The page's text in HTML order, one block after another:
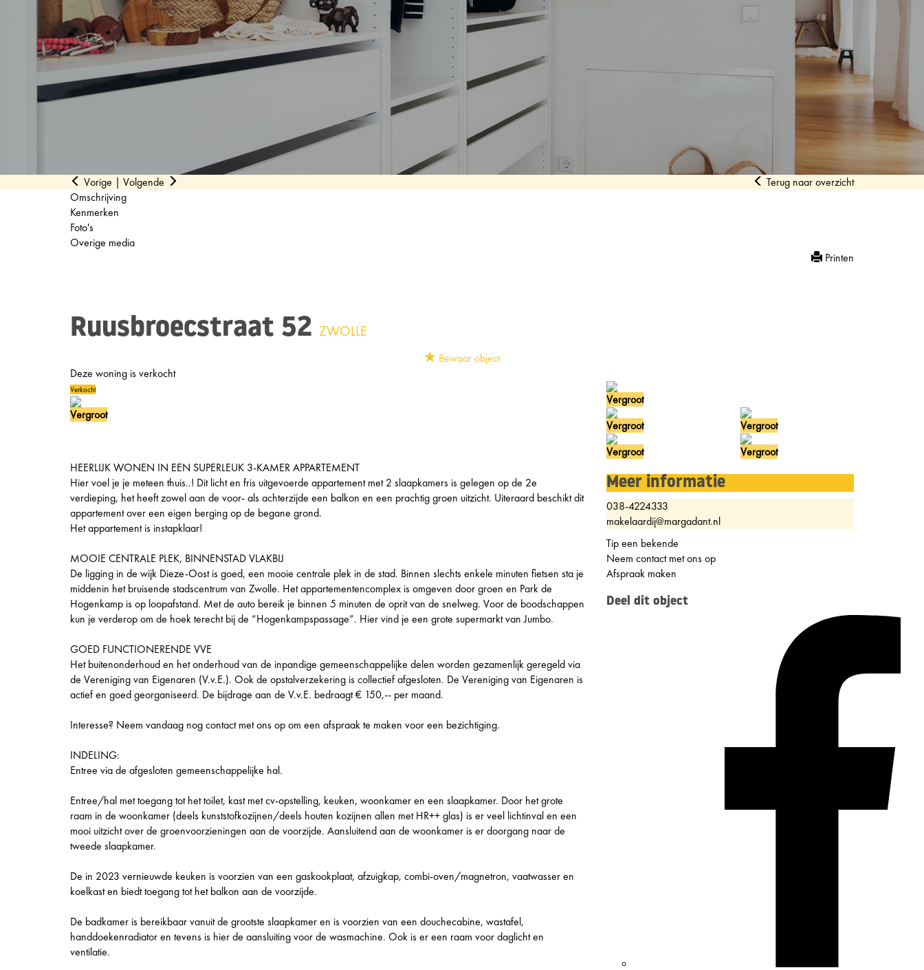
Vorige | Volgende
Terug naar overzicht
Omschrijving
Kenmerken
Foto's
Overige media
Printen
Ruusbroecstraat 52 ZWOLLE
Bewaar object
Deze woning is verkocht
Verkocht
Vergroot
Vergroot
Vergroot
Vergroot
Vergroot
Vergroot
HEERLIJK WONEN IN EEN SUPERLEUK 3-KAMER APPARTEMENT
Hier voel je je meteen thuis..! Dit licht en fris uitgevoerde appartement met 2 slaapkamers is gelegen op de 2e
verdieping, het heeft zowel aan de voor- als achterzijde een balkon en een prachtig groen uitzicht. Uiteraard beschikt dit
appartement over een eigen berging op de begane grond.
Het appartement is instapklaar!
MOOIE CENTRALE PLEK, BINNENSTAD VLAKBIJ
De ligging in de wijk Dieze-Oost is goed, een mooie centrale plek in de stad. Binnen slechts enkele minuten fietsen sta je
middenin het bruisende stadscentrum van Zwolle. Het appartementencomplex is omgeven door groen en Park de
Hogenkamp is op loopafstand. Met de auto bereik je binnen 5 minuten de oprit van de snelweg. Voor de boodschappen
kun je verderop om de hoek terecht bij de “Hogenkampspassage”. Hier vind je een grote supermarkt van Jumbo.
GOED FUNCTIONERENDE VVE
Het buitenonderhoud en het onderhoud van de inpandige gemeenschappelijke delen worden gezamenlijk geregeld via
de Vereniging van Eigenaren (V.v.E.). Ook de opstalverzekering is collectief afgesloten. De Vereniging van Eigenaren is
actief en goed georganiseerd. De bijdrage aan de V.v.E. bedraagt € 150,-- per maand.
Interesse? Neem vandaag nog contact met ons op om een afspraak te maken voor een bezichtiging.
INDELING:
Entree via de afgesloten gemeenschappelijke hal.
Entree/hal met toegang tot het toilet, kast met cv-opstelling, keuken, woonkamer en een slaapkamer. Door het grote
raam in de woonkamer (deels kunststofkozijnen/deels houten kozijnen allen met HR++ glas) is er veel lichtinval en een
mooi uitzicht over de groenvoorzieningen aan de voorzijde. Aansluitend aan de woonkamer is er doorgang naar de
tweede slaapkamer.
De in 2023 vernieuwde keuken is voorzien van een gaskookplaat, afzuigkap, combi-oven/magnetron, vaatwasser en
koelkast en biedt toegang tot het balkon aan de voorzijde.
De badkamer is bereikbaar vanuit de grootste slaapkamer en is voorzien van een douchecabine, wastafel,
handdoekenradiator en tevens is hier de aansluiting voor de wasmachine. Ook is er een raam voor daglicht en
ventilatie.
Meer informatie
038-4224333
makelaardij@margadant.nl
Tip een bekende
Neem contact met ons op
Afspraak maken
Deel dit object